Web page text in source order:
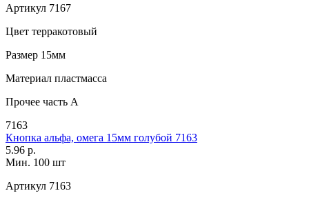
Артикул 7167
Цвет терракотовый
Размер 15мм
Материал пластмасса
Прочее часть A
7163
Кнопка альфа, омега 15мм голубой 7163
5.96 р.
Мин. 100 шт
Артикул 7163